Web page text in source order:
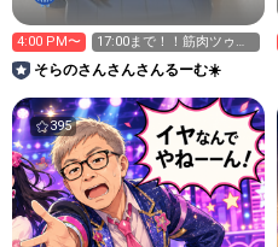
4:00 PM〜
17:00まで！！筋肉ツゥだ
ﾖ☺︎
そらのさんさんさんるーむ☀️
395